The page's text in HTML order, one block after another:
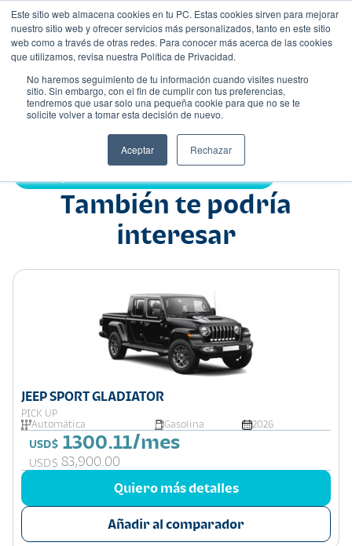
Este sitio web almacena cookies en tu PC. Estas cookies sirven para mejorar
nuestro sitio web y ofrecer servicios más personalizados, tanto en este sitio
web como a través de otras redes. Para conocer más acerca de las cookies
que utilizamos, revisa nuestra Política de Privacidad.
No haremos seguimiento de tu información cuando visites nuestro
sitio. Sin embargo, con el fin de cumplir con tus preferencias,
tendremos que usar solo una pequeña cookie para que no se te
solicite volver a tomar esta decisión de nuevo.
Aceptar Rechazar
Nombre
También te podría
interesar
JEEP SPORT GLADIATOR
PICK UP
Automática
Gasolina 2026
USD$ 1300.11/mes
USD$ 83,900.00
Quiero más detalles
Añadir al comparador